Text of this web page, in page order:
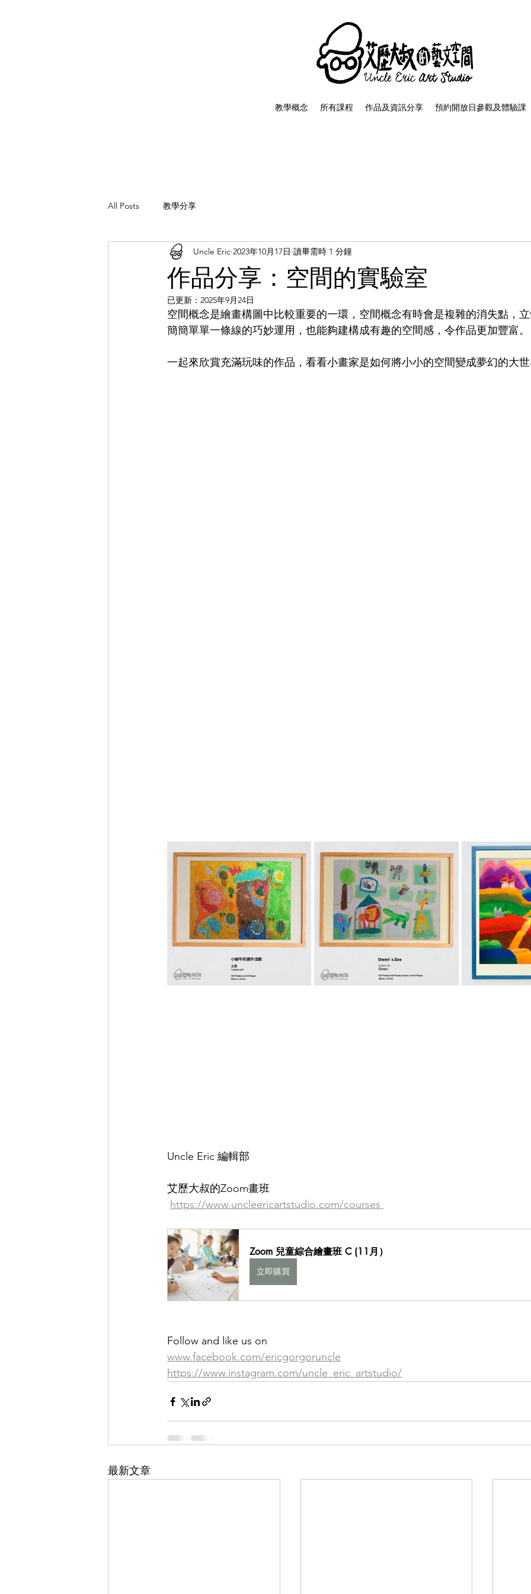
教學概念 所有課程 作品及資訊分享 預約開放日參觀及體驗課
All Posts 教學分享
作品分享：空間的實驗室
Uncle Eric 2023年10月17日 讀畢需時 1 分鐘
已更新： 2025年9月24日
空間概念是繪畫構圖中比較重要的一環，空間概念有時會是複雜的消失點，
簡簡單單一條線的巧妙運用，也能夠建構成有趣的空間感，令作品更加豐富。
一起來欣賞充滿玩味的作品，看看小畫家是如何將小小的空間變成夢幻的大
Uncle Eric 編輯部
艾歷大叔的Zoom畫班
https://www.uncleericartstudio.com/courses
Zoom 兒童綜合繪畫班 C (11月）
立即購買
Follow and like us on
www.facebook.com/ericgorgoruncle
https://www.instagram.com/uncle_eric_artstudio/
最新文章